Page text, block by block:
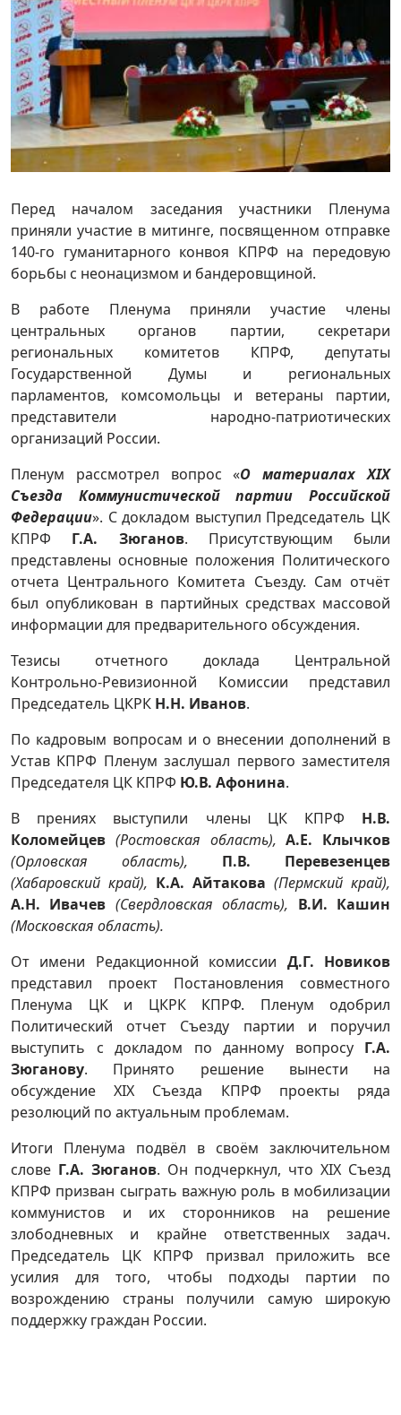
Перед началом заседания участники Пленума
приняли участие в митинге, посвященном отправке
140-го гуманитарного конвоя КПРФ на передовую
борьбы с неонацизмом и бандеровщиной.
В работе Пленума приняли участие члены
центральных органов партии, секретари
региональных комитетов КПРФ, депутаты
Государственной Думы и региональных
парламентов, комсомольцы и ветераны партии,
представители народно-патриотических
организаций России.
Пленум рассмотрел вопрос «О материалах XIХ
Съезда Коммунистической партии Российской
Федерации». С докладом выступил Председатель ЦК
КПРФ Г.А. Зюганов. Присутствующим были
представлены основные положения Политического
отчета Центрального Комитета Съезду. Сам отчёт
был опубликован в партийных средствах массовой
информации для предварительного обсуждения.
Тезисы отчетного доклада Центральной
Контрольно-Ревизионной Комиссии представил
Председатель ЦКРК Н.Н. Иванов.
По кадровым вопросам и о внесении дополнений в
Устав КПРФ Пленум заслушал первого заместителя
Председателя ЦК КПРФ Ю.В. Афонина.
В прениях выступили члены ЦК КПРФ Н.В.
Коломейцев (Ростовская область),А.Е. Клычков
(Орловская область),
П.В. Перевезенцев
(Хабаровский край), К.А. Айтакова (Пермский край),
А.Н. Ивачев (Свердловская область), В.И. Кашин
(Московская область).
От имени Редакционной комиссии Д.Г. Новиков
представил проект Постановления совместного
Пленума ЦК и ЦКРК КПРФ. Пленум одобрил
Политический отчет Съезду партии и поручил
выступить с докладом по данному вопросу Г.А.
Зюганову. Принято решение вынести на
обсуждение XIX Съезда КПРФ проекты ряда
резолюций по актуальным проблемам.
Итоги Пленума подвёл в своём заключительном
слове Г.А. Зюганов. Он подчеркнул, что XIX Съезд
КПРФ призван сыграть важную роль в мобилизации
коммунистов и их сторонников на решение
злободневных и крайне ответственных задач.
Председатель ЦК КПРФ призвал приложить все
усилия для того, чтобы подходы партии по
возрождению страны получили самую широкую
поддержку граждан России.